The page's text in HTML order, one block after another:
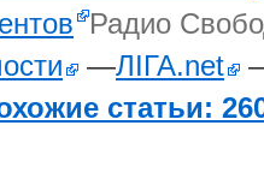
Радио
—ЛІГА.net
статьи: